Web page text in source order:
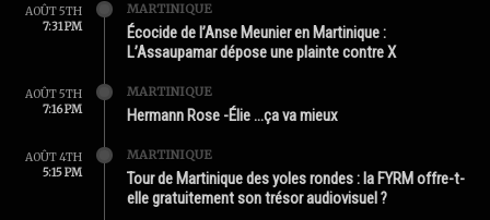
AOÛT 5TH
7:31 PM
MARTINIQUE
Écocide de l’Anse Meunier en Martinique :
L’Assaupamar dépose une plainte contre X
AOÛT 5TH
7:16 PM
MARTINIQUE
Hermann Rose -Élie …ça va mieux
AOÛT 4TH
5:15 PM
MARTINIQUE
Tour de Martinique des yoles rondes : la FYRM offre-t-
elle gratuitement son trésor audiovisuel ?